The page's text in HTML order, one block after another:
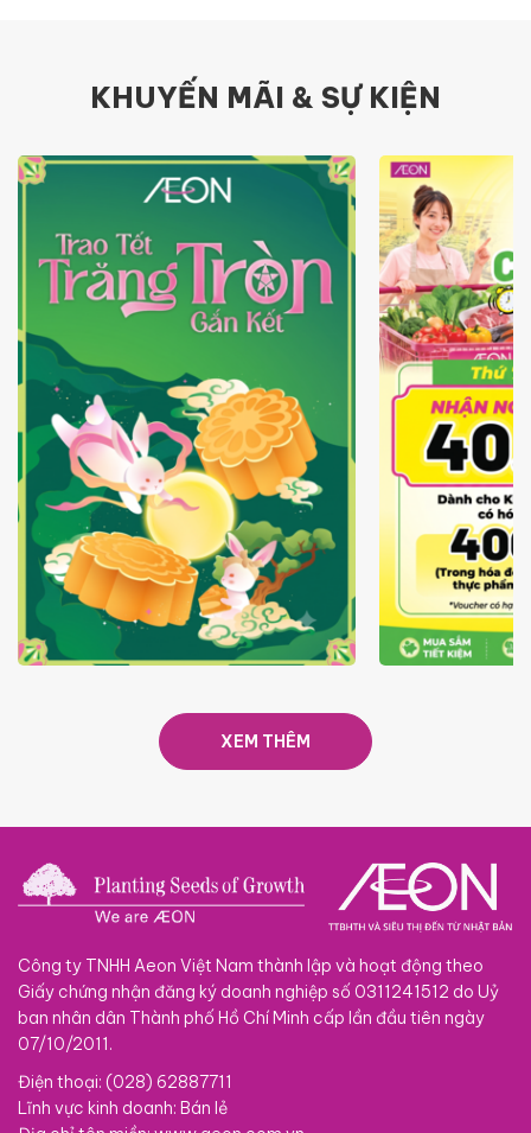
KHUYẾN MÃI & SỰ KIỆN
TRAO TẾT TRĂNG TRÒN GẮN
GIÁ LUÔN
XEM THÊM
Công ty TNHH Aeon Việt Nam thành lập và hoạt động theo
Giấy chứng nhận đăng ký doanh nghiệp số 0311241512 do Uỷ
ban nhân dân Thành phố Hồ Chí Minh cấp lần đầu tiên ngày
07/10/2011.
Điện thoại: (028) 62887711
Lĩnh vực kinh doanh: Bán lẻ